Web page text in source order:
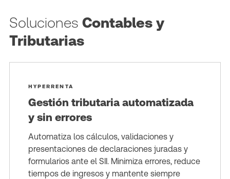
Soluciones Contables y
Tributarias
HYPERRENTA
Gestión tributaria automatizada
y sin errores
Automatiza los cálculos, validaciones y
presentaciones de declaraciones juradas y
formularios ante el SII. Minimiza errores, reduce
tiempos de ingresos y mantente siempre